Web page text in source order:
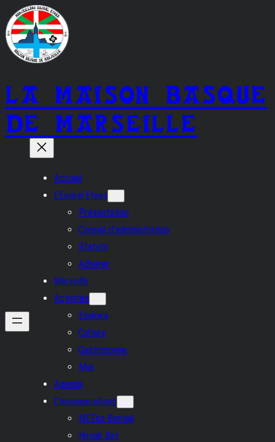
Aller
au
contenu
LA MAISON BASQUE
DE MARSEILLE
Accueil
L’Euskal Etxea
Présentation
Conseil d’administration
Statuts
Adhérer
Marseille
Activités
Euskara
Culture
Gastronomie
Mus
Agenda
Communications
MEEko Berriak
Hiruak Bat